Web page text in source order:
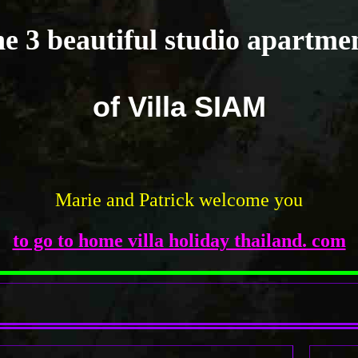
3 beautiful studio
of Villa SIAM
Marie and Patrick welcome you
to go to home villa holiday thailand. com